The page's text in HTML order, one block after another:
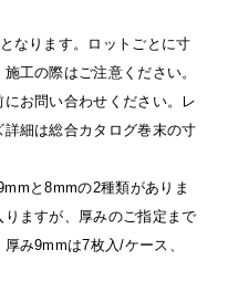
なります。ロットごとに寸
工の際はご注意ください。
お問い合わせください。レ
細は総合カタログ巻末の寸
と8mmの2種類がありま
ますが、厚みのご指定まで
み9mmは7枚入/ケース、